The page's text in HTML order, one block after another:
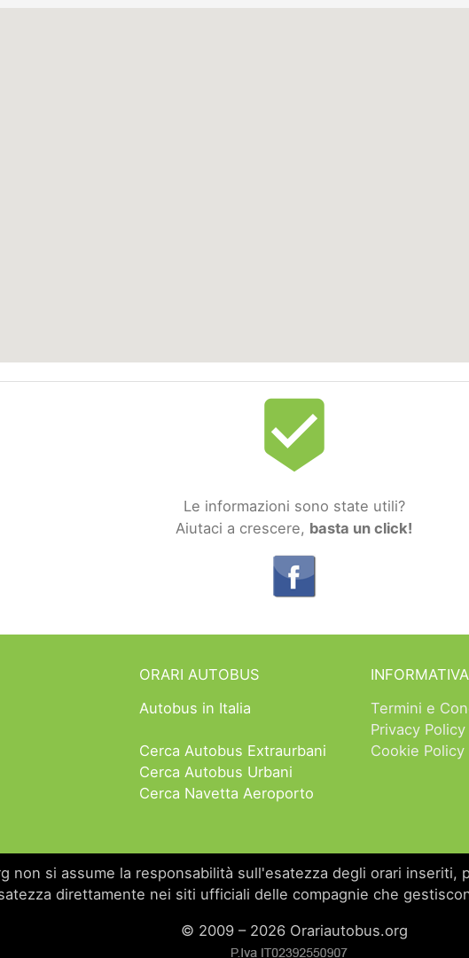
beenhere
Le informazioni sono state utili?
Aiutaci a crescere, basta un click!
ORARI AUTOBUS
Autobus in Italia
Cerca Autobus Extraurbani
Cerca Autobus Urbani
Cerca Navetta Aeroporto
INFORMATIVA
Termini e
Privacy Policy
Cookie Policy
non si assume la responsabilità sull'esatezza degli orari inseriti,
direttamente nei siti ufficiali delle compagnie che
© 2009 – 2026 Orariautobus.org